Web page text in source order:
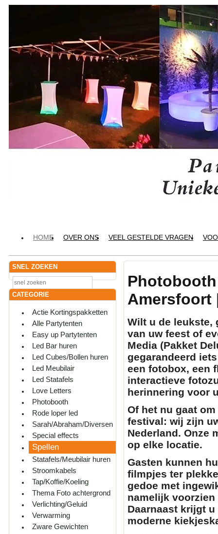
HOME OVER ONS VEEL GESTELDE VRAGEN
SNEL ZOEKEN
CATEGORIE
Actie Kortingspakketten
Alle Partytenten
Easy up Partytenten
Led Bar huren
Led Cubes/Bollen huren
Led Meubilair
Led Statafels
Love Letters
Photobooth
Rode loper led
Sarah/Abraham/Diversen
Special effects
Spellen
Statafels/Meubilair huren
Stroomkabels
Tap/Koffie/Koeling
Thema Foto achtergrond
Verlichting/Geluid
Verwarming
Zware Gewichten
Amersfoort
Wilt u de leukste,
van uw feest of
Media (Pakket
gegarandeerd
een fotobox, een
interactieve
herinnering voor
Of het nu gaat
festival: wij zijn
Nederland. Onze
op elke locatie.
Gasten kunnen
filmpjes ter
gedoe met
namelijk
Daarnaast krijgt
moderne